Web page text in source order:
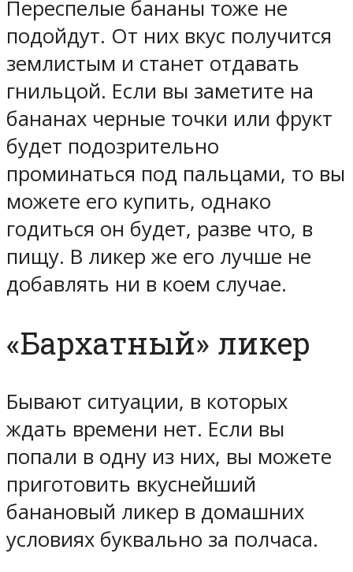
Переспелые бананы тоже не
подойдут. От них вкус получится
землистым и станет отдавать
гнильцой. Если вы заметите на
бананах черные точки или фрукт
будет подозрительно
проминаться под пальцами, то вы
можете его купить, однако
годиться он будет, разве что, в
пищу. В ликер же его лучше не
добавлять ни в коем случае.
«Бархатный» ликер
Бывают ситуации, в которых
ждать времени нет. Если вы
попали в одну из них, вы можете
приготовить вкуснейший
банановый ликер в домашних
условиях буквально за полчаса.